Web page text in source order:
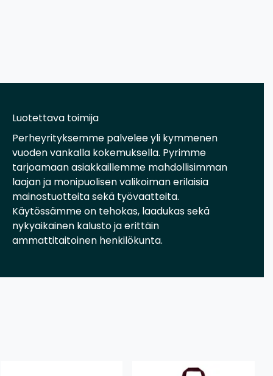
Luotettava toimija
Perheyrityksemme palvelee yli kymmenen
vuoden vankalla kokemuksella. Pyrimme
tarjoamaan asiakkaillemme mahdollisimman
laajan ja monipuolisen valikoiman erilaisia
mainostuotteita sekä työvaatteita.
Käytössämme on tehokas, laadukas sekä
nykyaikainen kalusto ja erittäin
ammattitaitoinen henkilökunta.